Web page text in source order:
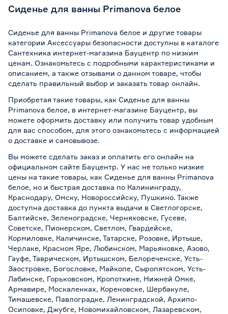
Сиденье для ванны Primanova белое
Сиденье для ванны Primanova белое и другие товары
категории Аксессуары безопасности доступны в каталоге
Сантехника интернет-магазина Бауцентр по низким
ценам. Ознакомьтесь с подробными характеристиками и
описанием, а также отзывами о данном товаре, чтобы
сделать правильный выбор и заказать товар онлайн.
Приобретая такие товары, как Сиденье для ванны
Primanova белое, в интернет-магазине Бауцентр, вы
можете оформить доставку или получить товар удобным
для вас способом, для этого ознакомьтесь с информацией
о доставке и самовывозе.
Вы можете сделать заказ и оплатить его онлайн на
официальном сайте Бауцентр. У нас не только низкие
цены на такие товары, как Сиденье для ванны Primanova
белое, но и быстрая доставка по Калининграду,
Краснодару, Омску, Новороссийску, Пушкино. Также
доступна доставка до пункта выдачи в Светлогорске,
Балтийске, Зеленоградске, Черняховске, Гусеве,
Советске, Пионерском, Светлом, Гвардейске,
Кормиловке, Каличинске, Татарске, Розовке, Иртыше,
Черлаке, Красном Яре, Любинском, Марьяновке, Азово,
Гауфе, Таврическом, Иртышском, Белореченске, Усть-
Заостровке, Богословке, Майкопе, Сыропятском, Усть-
Лабинске, Горьковском, Кропоткине, Нижней Омке,
Армавире, Москаленках, Кореновске, Шербакуле,
Тимашевске, Павлоградке, Ленинградской, Архипо-
Осиповке, Джубге, Новомихайловском, Лазаревском,